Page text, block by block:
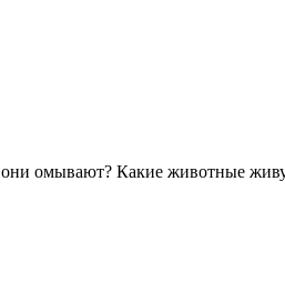
омывают? Какие животные